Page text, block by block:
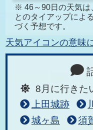
※ 46～90日の天気は
とのタイアップによ
づく予想です。
天気アイコンの意味
8月に行きた
上田城跡
城ヶ島
須